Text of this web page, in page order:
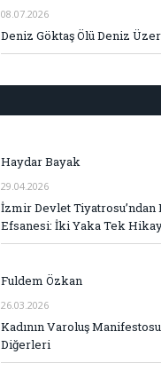
08.07.2026
Deniz Göktaş Ölü Deniz
Haydar Bayak
29.04.2026
İzmir Devlet Tiyatrosu’ndan
Efsanesi: İki Yaka Tek
Fuldem Özkan
26.03.2026
Kadının Varoluş
Diğerleri